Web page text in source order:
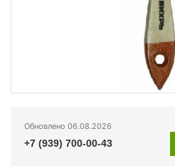
Обновлено 06.08.2026
+7 (939) 700-00-43